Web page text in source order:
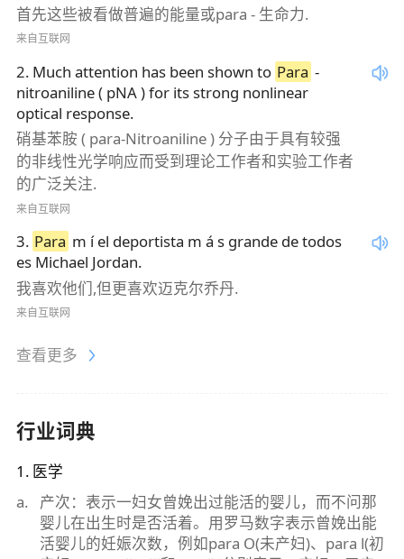
首先这些被看做普遍的能量或para - 生命力.
来自互联网
2. Much attention has been shown to Para -
nitroaniline ( pNA ) for its strong nonlinear
optical response.
硝基苯胺 ( para-Nitroaniline ) 分子由于具有较强
的非线性光学响应而受到理论工作者和实验工作者
的广泛关注.
来自互联网
3. Para m í el deportista m á s grande de todos
es Michael Jordan.
我喜欢他们,但更喜欢迈克尔乔丹.
来自互联网
查看更多
行业词典
1 . 医学
a.
产次：表示一妇女曾娩出过能活的婴儿，而不问那
婴儿在出生时是否活着。用罗马数字表示曾娩出能
活婴儿的妊娠次数，例如para O(未产妇)、para Ⅰ(初